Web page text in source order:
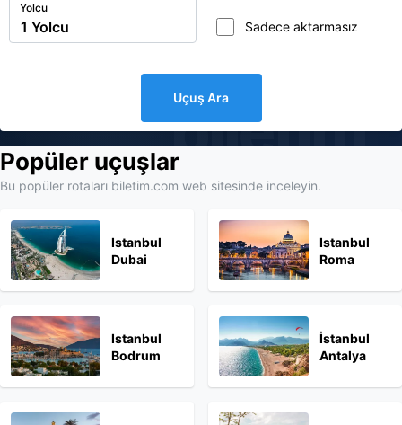
biletim
Yolcu
Sadece aktarmasız
Uçuş Ara
Popüler uçuşlar
Bu popüler rotaları biletim.com web sitesinde inceleyin.
Istanbul
Dubai
Istanbul
Roma
Istanbul
Bodrum
İstanbul
Antalya